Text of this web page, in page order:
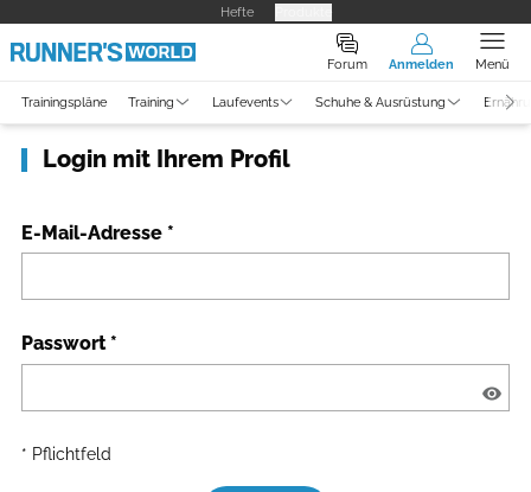
Hefte
Forum Anmelden Menü
Trainingspläne Training Laufevents Schuhe & Ausrüstung
Login mit Ihrem Profil
E-Mail-Adresse *
Passwort*
* Pflichtfeld